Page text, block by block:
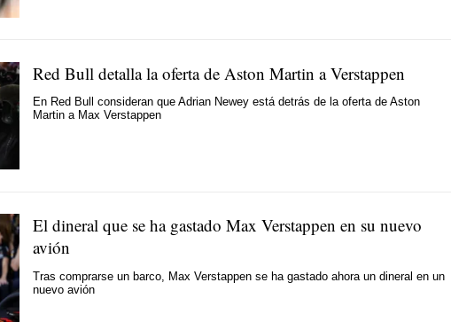
Red Bull detalla la oferta de Aston Martin a Verstappen
En Red Bull consideran que Adrian Newey está detrás de la oferta de Aston
Martin a Max Verstappen
El dineral que se ha gastado Max Verstappen en su nuevo
avión
Tras comprarse un barco, Max Verstappen se ha gastado ahora un dineral en un
nuevo avión